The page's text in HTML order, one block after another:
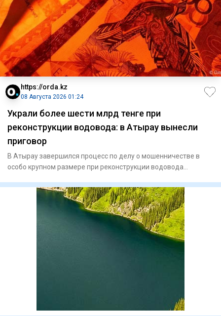
https://orda.kz
08 Августа 2026 01:24
Украли более шести млрд тенге при
реконструкции водовода: в Атырау вынесли
приговор
В Атырау завершился процесс по делу о мошенничестве в
особо крупном размере при реконструкции водовода